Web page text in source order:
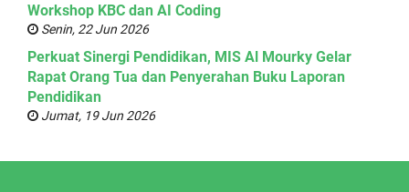
Workshop KBC dan AI Coding
Senin, 22 Jun 2026
Perkuat Sinergi Pendidikan, MIS Al Mourky Gelar
Rapat Orang Tua dan Penyerahan Buku Laporan
Pendidikan
Jumat, 19 Jun 2026